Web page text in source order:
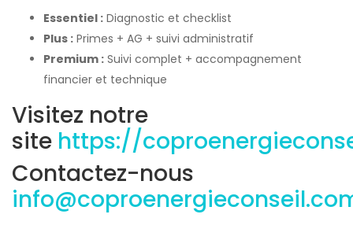
Essentiel : Diagnostic et checklist
Plus : Primes + AG + suivi administratif
Premium : Suivi complet + accompagnement
financier et technique
Visitez notre
site https://
Contactez-nous